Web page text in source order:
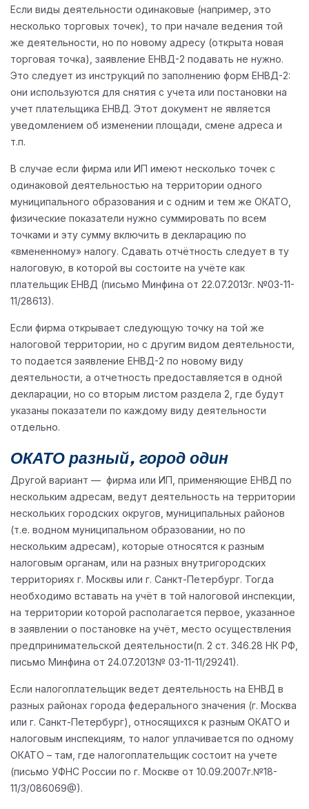
Если виды деятельности одинаковые (например, это
несколько торговых точек), то при начале ведения той
же деятельности, но по новому адресу (открыта новая
торговая точка), заявление ЕНВД-2 подавать не нужно.
Это следует из инструкций по заполнению форм ЕНВД-2:
они используются для снятия с учета или постановки на
учет плательщика ЕНВД. Этот документ не является
уведомлением об изменении площади, смене адреса и
т.п.
В случае если фирма или ИП имеют несколько точек с
одинаковой деятельностью на территории одного
муниципального образования и с одним и тем же ОКАТО,
физические показатели нужно суммировать по всем
точками и эту сумму включить в декларацию по
«вмененному» налогу. Сдавать отчётность следует в ту
налоговую, в которой вы состоите на учёте как
плательщик ЕНВД (письмо Минфина от 22.07.2013г. №03-11-
11/28613).
Если фирма открывает следующую точку на той же
налоговой территории, но с другим видом деятельности,
то подается заявление ЕНВД-2 по новому виду
деятельности, а отчетность предоставляется в одной
декларации, но со вторым листом раздела 2, где будут
указаны показатели по каждому виду деятельности
отдельно.
ОКАТО разный, город один
Другой вариант — фирма или ИП, применяющие ЕНВД по
нескольким адресам, ведут деятельность на территории
нескольких городских округов, муниципальных районов
(т.е. водном муниципальном образовании, но по
нескольким адресам), которые относятся к разным
налоговым органам, или на разных внутригородских
территориях г. Москвы или г. Санкт-Петербург. Тогда
необходимо вставать на учёт в той налоговой инспекции,
на территории которой располагается первое, указанное
в заявлении о постановке на учёт, место осуществления
предпринимательской деятельности(п. 2 ст. 346.28 НК РФ,
письмо Минфина от 24.07.2013№ 03-11-11/29241).
Если налогоплательщик ведет деятельность на ЕНВД в
разных районах города федерального значения (г. Москва
или г. Санкт-Петербург), относящихся к разным ОКАТО и
налоговым инспекциям, то налог уплачивается по одному
ОКАТО – там, где налогоплательщик состоит на учете
(письмо УФНС России по г. Москве от 10.09.2007г.№18-
11/3/086069@).